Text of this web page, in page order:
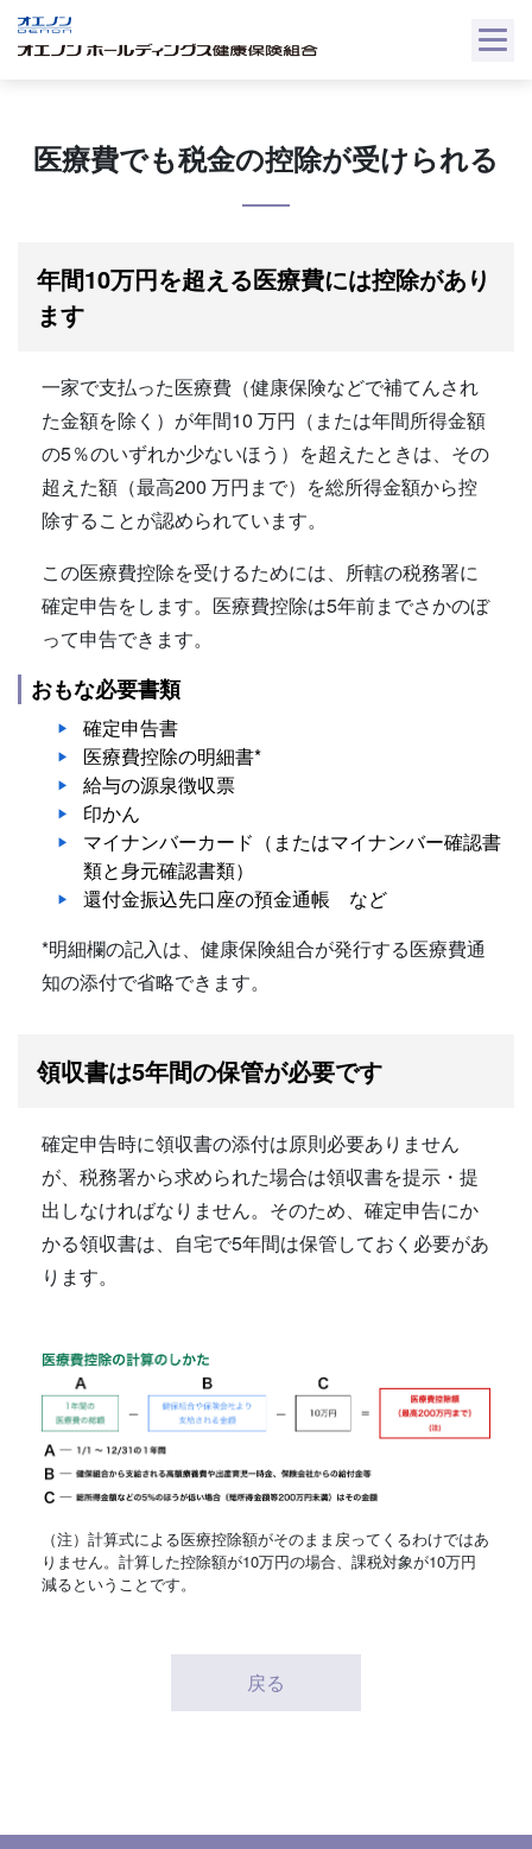
Skip
医療費でも税金の控除が受けられる
年間10万円を超える医療費には控除があり
ます
一家で支払った医療費（健康保険などで補てんされ
た金額を除く）が年間10 万円（または年間所得金額
の5％のいずれか少ないほう）を超えたときは、その
超えた額（最高200 万円まで）を総所得金額から控
除することが認められています。
この医療費控除を受けるためには、所轄の税務署に
確定申告をします。医療費控除は5年前までさかのぼ
って申告できます。
おもな必要書類
確定申告書
医療費控除の明細書*
給与の源泉徴収票
印かん
マイナンバーカード（またはマイナンバー確認書
類と身元確認書類）
還付金振込先口座の預金通帳 など
*明細欄の記入は、健康保険組合が発行する医療費通
知の添付で省略できます。
領収書は5年間の保管が必要です
確定申告時に領収書の添付は原則必要ありません
が、税務署から求められた場合は領収書を提示・提
出しなければなりません。そのため、確定申告にか
かる領収書は、自宅で5年間は保管しておく必要があ
ります。
（注）計算式による医療控除額がそのまま戻ってくるわけではあ
りません。計算した控除額が10万円の場合、課税対象が10万円
減るということです。
戻る